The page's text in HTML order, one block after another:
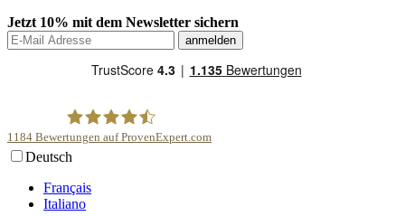
Jetzt 10% mit dem Newsletter sichern
1184 Bewertungen auf ProvenExpert.com
Deutsch
Français
Italiano